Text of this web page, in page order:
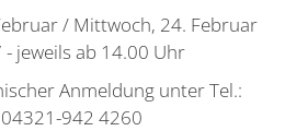
/ Mittwoch, 24. Februar
- jeweils ab 14.00 Uhr
Anmeldung unter Tel.:
04321-942 4260